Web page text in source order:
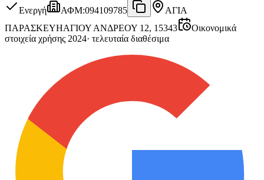
Ενεργή ΑΦΜ:094109785
ΑΓΙΑ
ΠΑΡΑΣΚΕΥΗΑΓΙΟΥ ΑΝΔΡΕΟΥ 12, 15343
Οικονομικά
στοιχεία χρήσης 2024· τελευταία διαθέσιμα